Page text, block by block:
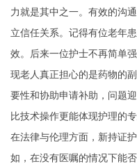
力就是其中之一。有效的沟
立信任关系。记得有位老年
效。后来一位护士不再简单
现老人真正担心的是药物的
要性和协助申请补助，问题
比技术操作更能体现护理的专
在法律与伦理方面，新持证
如，在没有医嘱的情况下能